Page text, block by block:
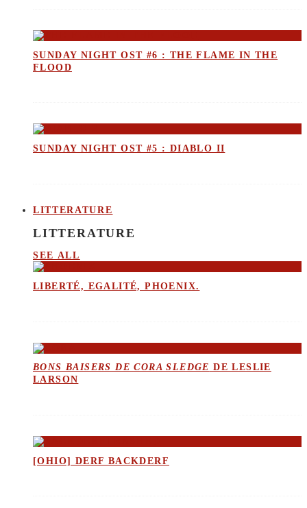
SUNDAY NIGHT OST #6 : THE FLAME IN THE
FLOOD
SUNDAY NIGHT OST #5 : DIABLO II
LITTERATURE
LITTERATURE
SEE ALL
LIBERTÉ, EGALITÉ, PHOENIX.
BONS BAISERS DE CORA SLEDGE DE LESLIE
LARSON
[OHIO] DERF BACKDERF